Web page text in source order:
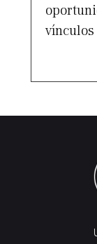
vínculos